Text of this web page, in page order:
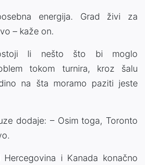
energija. Grad živi za
– kaže on.
li nešto što bi moglo
tokom turnira, kroz šalu
na šta moramo paziti jeste
dodaje: – Osim toga, Toronto
i Kanada konačno